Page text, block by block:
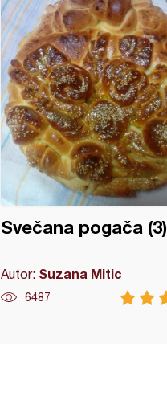
Svečana pogača (3)
Autor: Suzana Mitic
6487